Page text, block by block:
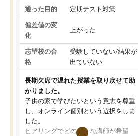
通った目的 定期テスト対策
偏差値の変
化
上がった
志望校の合
格
受験していない/結果が
出ていない
長期欠席で遅れた授業を取り戻せて助
かりました。
子供の家で学びたいという意志を尊重
し、オンライン個別という選択をしま
した。
ヒアリングでどのような講師が希望